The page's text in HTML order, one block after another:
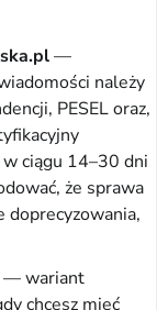
—
należy
PESEL oraz,
ciągu 14–30 dni
że sprawa
doprecyzowania,
— wariant
chcesz mieć